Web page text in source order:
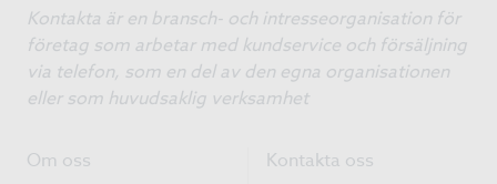
Kontakta är en bransch- och intresseorganisation för
företag som arbetar med kundservice och försäljning
via telefon, som en del av den egna organisationen
eller som huvudsaklig verksamhet
Om oss Kontakta oss